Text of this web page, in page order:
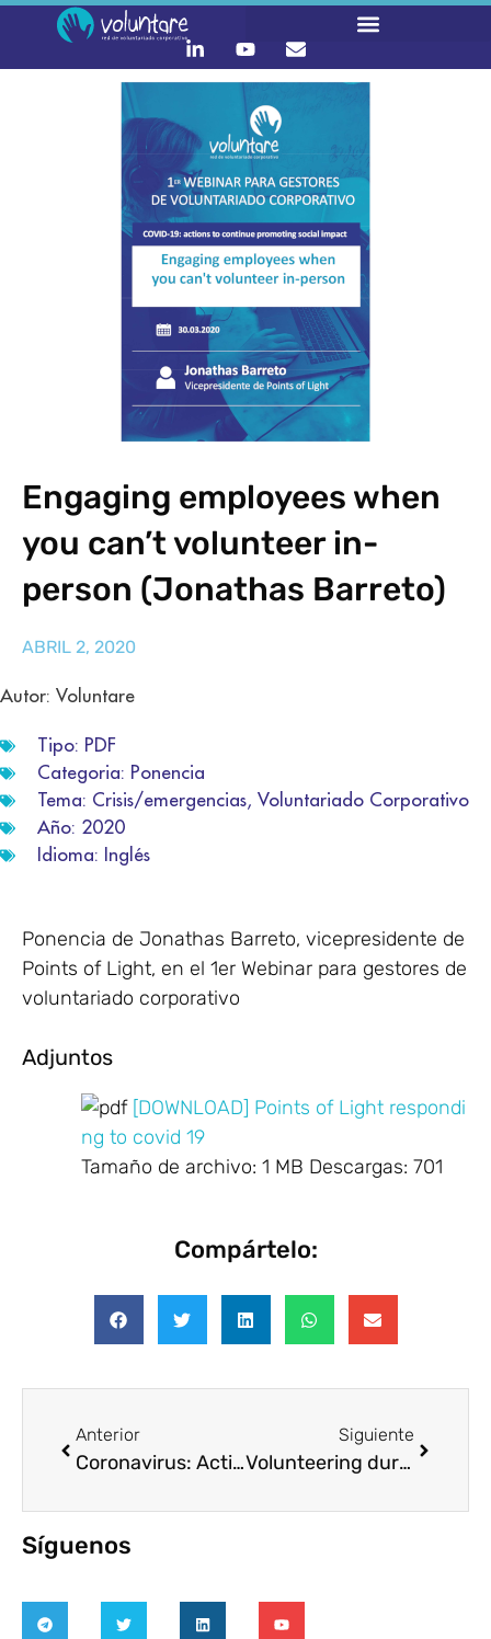
Engaging employees when
you can’t volunteer in-
person (Jonathas Barreto)
ABRIL 2, 2020
Autor: Voluntare
Tipo: PDF
Categoria: Ponencia
Tema: Crisis/emergencias, Voluntariado Corporativo
Año: 2020
Idioma: Inglés
Ponencia de Jonathas Barreto, vicepresidente de
Points of Light, en el 1er Webinar para gestores de
voluntariado corporativo
Adjuntos
[DOWNLOAD] Points of Light respondi
ng to covid 19
Tamaño de archivo: 1 MB Descargas: 701
Compártelo:
Anterior
Coronavirus: Actions to continue promotingsocial impact
Siguiente
Volunteering during pandemia __copia
Síguenos